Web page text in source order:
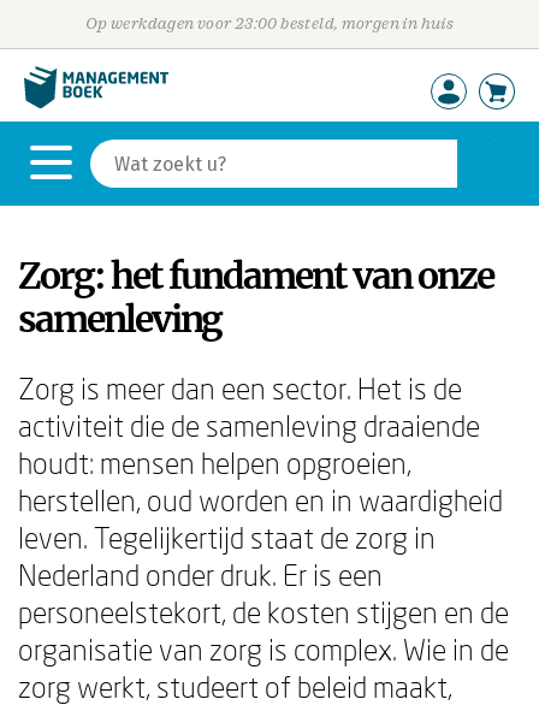
Op werkdagen voor 23:00 besteld, morgen in huis
Zorg: het fundament van onze
samenleving
Zorg is meer dan een sector. Het is de
activiteit die de samenleving draaiende
houdt: mensen helpen opgroeien,
herstellen, oud worden en in waardigheid
leven. Tegelijkertijd staat de zorg in
Nederland onder druk. Er is een
personeelstekort, de kosten stijgen en de
organisatie van zorg is complex. Wie in de
zorg werkt, studeert of beleid maakt,